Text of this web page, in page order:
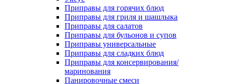
Приправы для горячих блюд
Приправы для гриля и шашлыка
Приправы для салатов
Приправы для бульонов и супов
Приправы универсальные
Приправы для сладких блюд
Приправы для консервирования/
маринования
Панировочные смеси